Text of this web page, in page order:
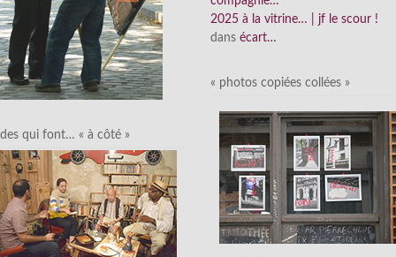
des qui font… « à côté »
2025 à la vitrine… | jf le scour !
dans écart…
« photos copiées collées »